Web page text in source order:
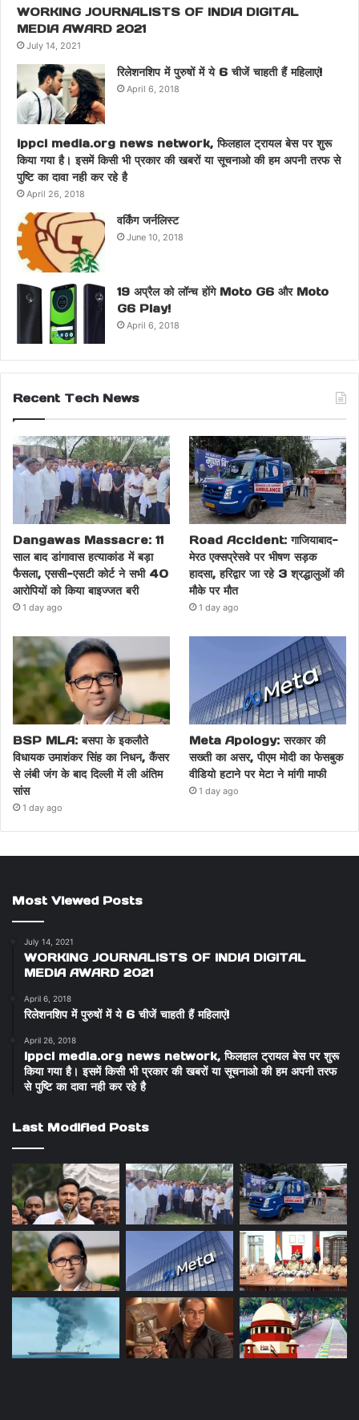
WORKING JOURNALISTS OF INDIA DIGITAL
MEDIA AWARD 2021
July 14, 2021
रिलेशनशिप में पुरुषों में ये 6 चीजें चाहती हैं महिलाएं!
April 6, 2018
ippci media.org news network, फिलहाल ट्रायल बेस पर शुरू
किया गया है। इसमें किसी भी प्रकार की खबरों या सूचनाओ की हम अपनी तरफ से
पुष्टि का दावा नही कर रहे है
April 26, 2018
वर्किंग जर्नलिस्ट
June 10, 2018
19 अप्रैल को लॉन्च होंगे Moto G6 और Moto
G6 Play!
April 6, 2018
Recent Tech News
Dangawas Massacre: 11
साल बाद डांगावास हत्याकांड में बड़ा
फैसला, एससी-एसटी कोर्ट ने सभी 40
आरोपियों को किया बाइज्जत बरी
1 day ago
Road Accident: गाजियाबाद-
मेरठ एक्सप्रेसवे पर भीषण सड़क
हादसा, हरिद्वार जा रहे 3 श्रद्धालुओं की
मौके पर मौत
1 day ago
BSP MLA: बसपा के इकलौते
विधायक उमाशंकर सिंह का निधन, कैंसर
से लंबी जंग के बाद दिल्ली में ली अंतिम
सांस
1 day ago
Meta Apology: सरकार की
सख्ती का असर, पीएम मोदी का फेसबुक
वीडियो हटाने पर मेटा ने मांगी माफी
1 day ago
Most Viewed Posts
July 14, 2021
WORKING JOURNALISTS OF INDIA DIGITAL
MEDIA AWARD 2021
April 6, 2018
रिलेशनशिप में पुरुषों में ये 6 चीजें चाहती हैं महिलाएं!
April 26, 2018
ippci media.org news network, फिलहाल ट्रायल बेस पर शुरू
किया गया है। इसमें किसी भी प्रकार की खबरों या सूचनाओ की हम अपनी तरफ
से पुष्टि का दावा नही कर रहे है
Last Modified Posts